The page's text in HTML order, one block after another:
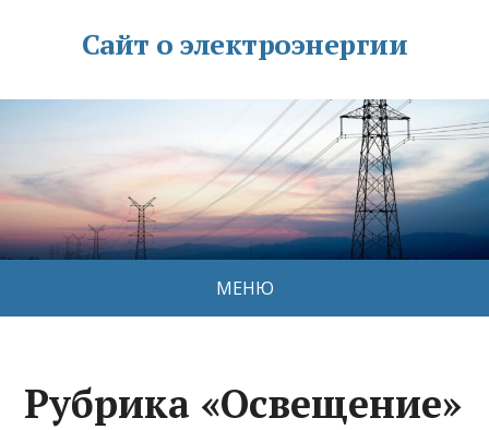
Сайт о электроэнергии
МЕНЮ
Рубрика «Освещение»